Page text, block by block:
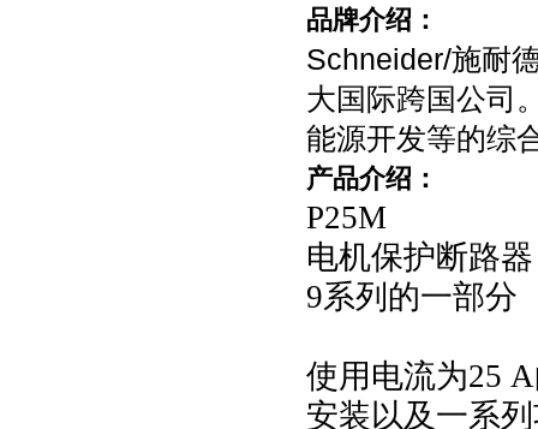
品牌介绍：
Schneider/施耐
大国际跨国公司
能源开发等的综
产品介绍：
P25M
电机保护断路
9系列的一部分
使用电流为25
安装以及一系